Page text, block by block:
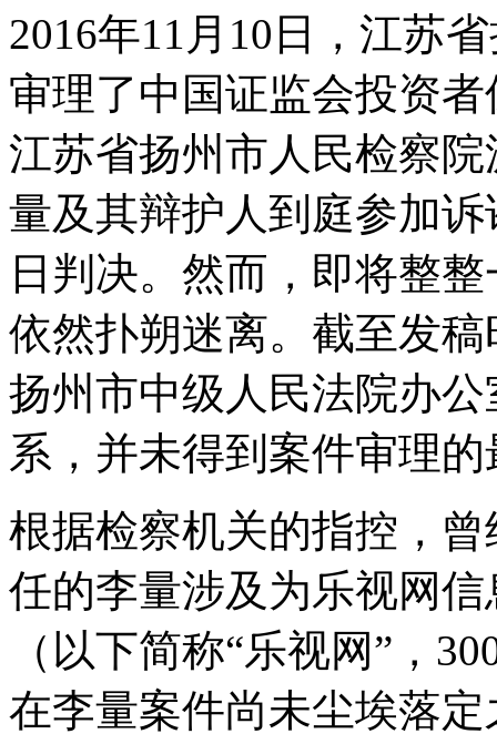
乐
视
的
迅
速
上
抑
或
后
来
乐
视
生
态
的
庞
大
融
都
几
乎
堪
称
迹。
然
2016年11月10日，江苏
审理了中国证监会投资
江苏省扬州市人民检察
量及其辩护人到庭参加
日判决。然而，即将整
依然扑朔迷离。截至发
扬州市中级人民法院办
系，并未得到案件审理
根据检察机关的指控，
任的李量涉及为乐视网
（以下简称“乐视网”，
在李量案件尚未尘埃落